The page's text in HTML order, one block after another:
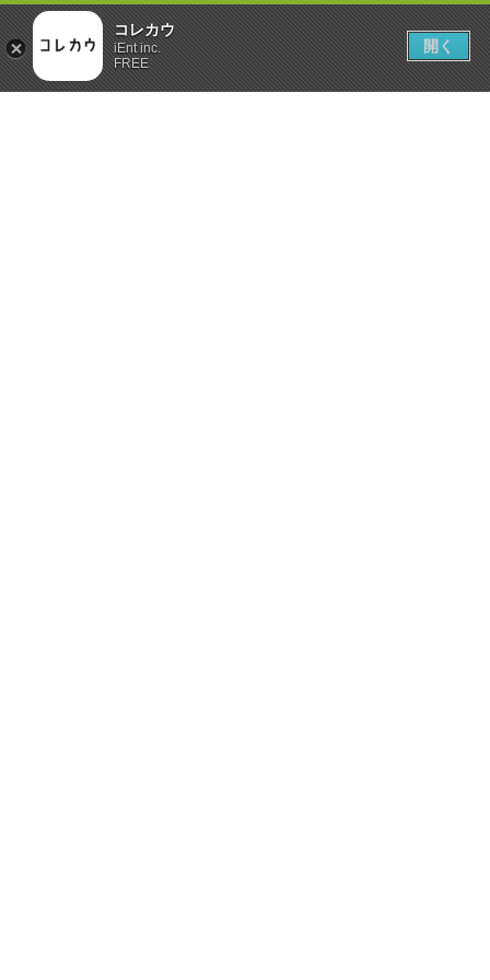
コレカウ
iEnt inc.
FREE
開く